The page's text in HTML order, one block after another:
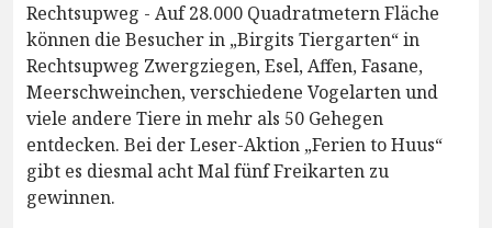
Rechtsupweg - Auf 28.000 Quadratmetern Fläche
können die Besucher in „Birgits Tiergarten“ in
Rechtsupweg Zwergziegen, Esel, Affen, Fasane,
Meerschweinchen, verschiedene Vogelarten und
viele andere Tiere in mehr als 50 Gehegen
entdecken. Bei der Leser-Aktion „Ferien to Huus“
gibt es diesmal acht Mal fünf Freikarten zu
gewinnen.